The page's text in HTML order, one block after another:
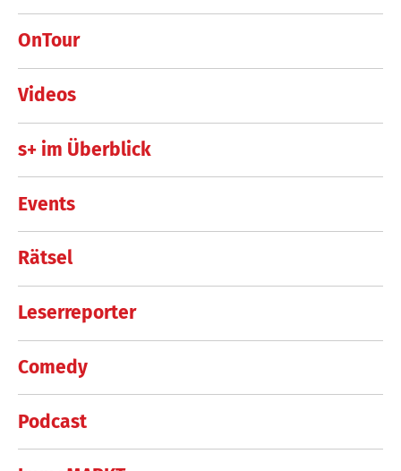
OnTour
Videos
s+ im Überblick
Events
Rätsel
Leserreporter
Comedy
Podcast